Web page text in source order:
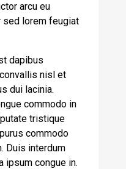
arcu eu
sed lorem feugiat
dapibus
nisl et
dui lacinia.
commodo in
tristique
commodo
Duis interdum
ipsum congue in.